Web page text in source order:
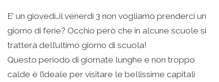
E’ un giovedì…il venerdì 3 non vogliamo prenderci un
giorno di ferie? Occhio però che in alcune scuole si
tratterà dell’ultimo giorno di scuola!
Questo periodo di giornate lunghe e non troppo
calde è l’ideale per visitare le bellissime capitali